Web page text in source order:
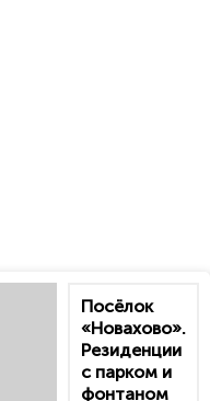
Посёлок
«Новахово».
Резиденции
с парком и
фонтаном